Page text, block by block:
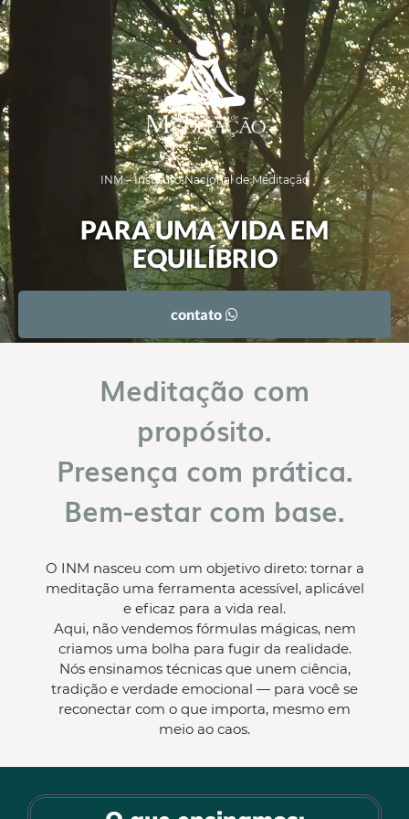
INM – Instituto Nacional de Meditação
PARA UMA VIDA EM
EQUILÍBRIO
contato
Meditação com
propósito.
Presença com prática.
Bem-estar com base.
O INM nasceu com um objetivo direto: tornar a
meditação uma ferramenta acessível, aplicável
e eficaz para a vida real.
Aqui, não vendemos fórmulas mágicas, nem
criamos uma bolha para fugir da realidade.
Nós ensinamos técnicas que unem ciência,
tradição e verdade emocional — para você se
reconectar com o que importa, mesmo em
meio ao caos.